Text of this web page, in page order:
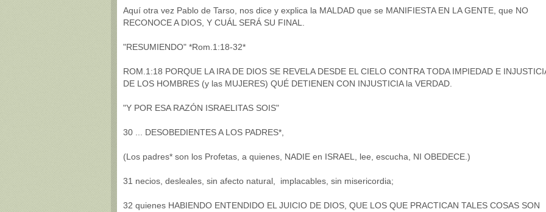
Aquí otra vez Pablo de Tarso, nos dice y explica la MALDAD que se MANIFIESTA EN LA GENTE, que NO
RECONOCE A DIOS, Y CUÁL SERÁ SU FINAL.
"RESUMIENDO" *Rom.1:18-32*
ROM.1:18 PORQUE LA IRA DE DIOS SE REVELA DESDE EL CIELO CONTRA TODA IMPIEDAD E
DE LOS HOMBRES (y las MUJERES) QUÉ DETIENEN CON INJUSTICIA la VERDAD.
"Y POR ESA RAZÓN ISRAELITAS SOIS"
30 ... DESOBEDIENTES A LOS PADRES*,
(Los padres* son los Profetas, a quienes, NADIE en ISRAEL, lee, escucha, NI OBEDECE.)
31 necios, desleales, sin afecto natural, implacables, sin misericordia;
32 quienes HABIENDO ENTENDIDO EL JUICIO DE DIOS, QUE LOS QUE PRACTICAN TALES COSAS SON